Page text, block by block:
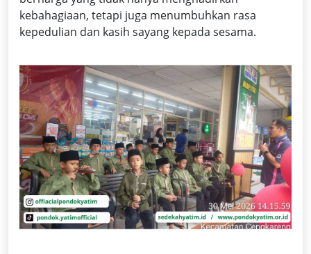
kebahagiaan, tetapi juga menumbuhkan rasa
kepedulian dan kasih sayang kepada sesama.